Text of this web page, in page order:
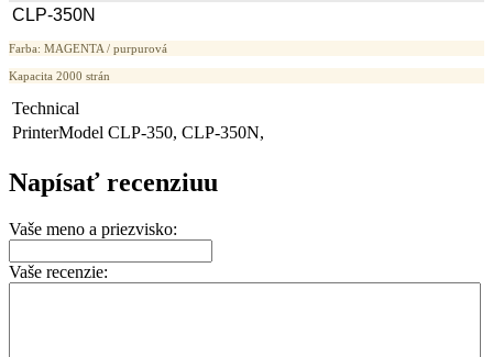
CLP-350N
Farba: MAGENTA / purpurová
Kapacita 2000 strán
Technical
PrinterModel CLP-350, CLP-350N,
Napísať recenziuu
Vaše meno a priezvisko:
Vaše recenzie: